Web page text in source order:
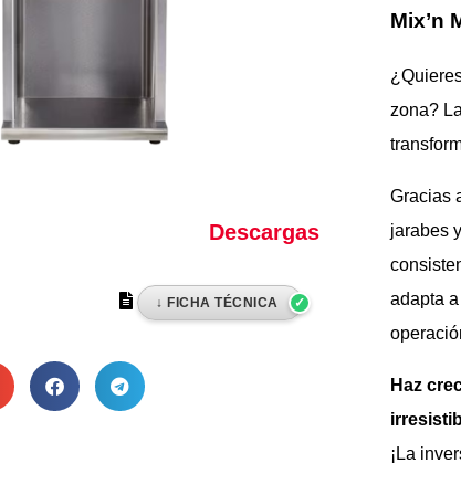
Descargas
Mix’n
zona?
Gracias
jarabes
adapta
Haz
¡La